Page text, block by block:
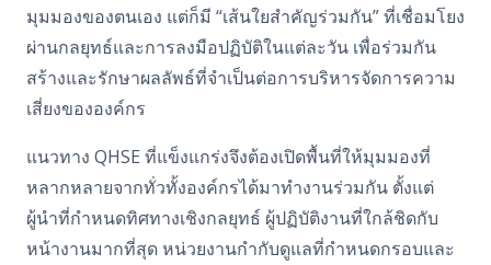
มุมมองของตนเอง แต่ก็มี “เส้นใยสำคัญร่วมกัน” ที่เชื่อมโยง
ผ่านกลยุทธ์และการลงมือปฏิบัติในแต่ละวัน เพื่อร่วมกัน
สร้างและรักษาผลลัพธ์ที่จำเป็นต่อการบริหารจัดการความ
เสี่ยงขององค์กร
แนวทาง QHSE ที่แข็งแกร่งจึงต้องเปิดพื้นที่ให้มุมมองที่
หลากหลายจากทั่วทั้งองค์กรได้มาทำงานร่วมกัน ตั้งแต่
ผู้นำที่กำหนดทิศทางเชิงกลยุทธ์ ผู้ปฏิบัติงานที่ใกล้ชิดกับ
หน้างานมากที่สุด หน่วยงานกำกับดูแลที่กำหนดกรอบและ